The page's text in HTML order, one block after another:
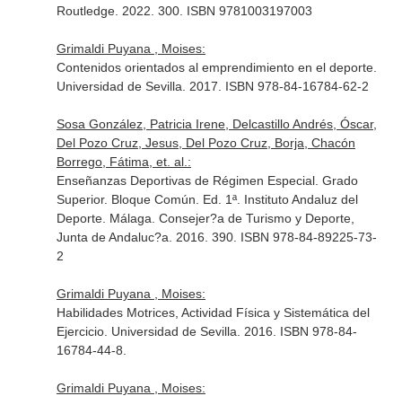
Routledge. 2022. 300. ISBN 9781003197003
Grimaldi Puyana , Moises:
Contenidos orientados al emprendimiento en el deporte.
Universidad de Sevilla. 2017. ISBN 978-84-16784-62-2
Sosa González, Patricia Irene, Delcastillo Andrés, Óscar,
Del Pozo Cruz, Jesus, Del Pozo Cruz, Borja, Chacón
Borrego, Fátima, et. al.:
Enseñanzas Deportivas de Régimen Especial. Grado
Superior. Bloque Común. Ed. 1ª. Instituto Andaluz del
Deporte. Málaga. Consejer?a de Turismo y Deporte,
Junta de Andaluc?a. 2016. 390. ISBN 978-84-89225-73-
2
Grimaldi Puyana , Moises:
Habilidades Motrices, Actividad Física y Sistemática del
Ejercicio. Universidad de Sevilla. 2016. ISBN 978-84-
16784-44-8.
Grimaldi Puyana , Moises: